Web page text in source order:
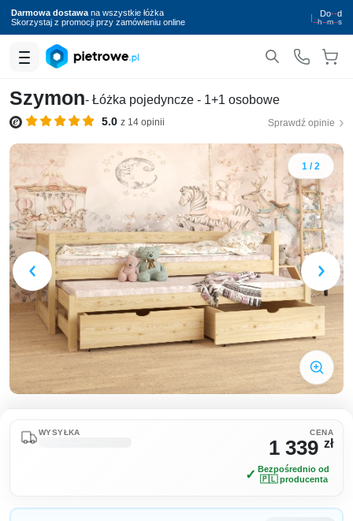
Darmowa dostawa na wszystkie łóżka
Skorzystaj z promocji przy zamówieniu online
| Do--d
--h--m--s
Szymon- Łóżka pojedyncze - 1+1 osobowe
5.0 z 14 opinii Sprawdź opinie
1 / 2
WYSYŁKA CENA
1 339 zł
✓ Bezpośrednio od
🇵🇱 producenta